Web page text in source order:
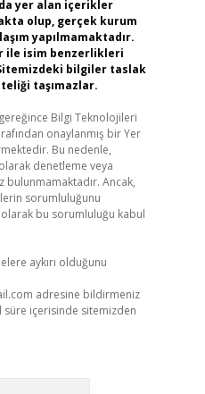
yer alan içerikler
olup, gerçek kurum
yapılmamaktadır.
ile isim benzerlikleri
bilgiler taslak
taşımazlar.
gereğince Bilgi Teknolojileri
onaylanmış bir Yer
Bu nedenle,
denetleme veya
bulunmamaktadır. Ancak,
sorumluluğunu
bu sorumluluğu kabul
aykırı olduğunu
adresine bildirmeniz
içerisinde sitemizden